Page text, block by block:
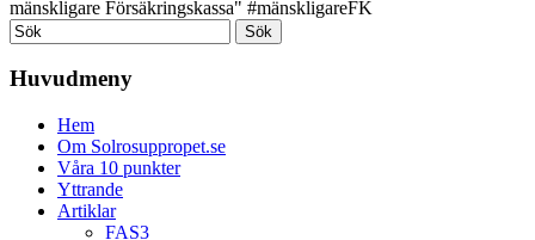
Huvudmeny
Hem
Om Solrosuppropet.se
Våra 10 punkter
Yttrande
Artiklar
FAS3